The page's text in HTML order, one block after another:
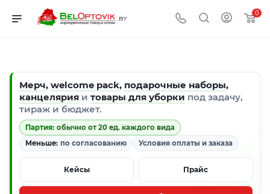
0
Мерч, welcome pack, подарочные наборы,
канцелярия и товары для уборки под задачу,
тираж и бюджет.
Партия: обычно от 20 ед. каждого вида
Меньше: по согласованию Условия оплаты и заказа
Кейсы Прайс